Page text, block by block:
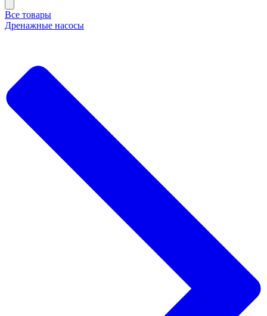
Все товары
Дренажные насосы